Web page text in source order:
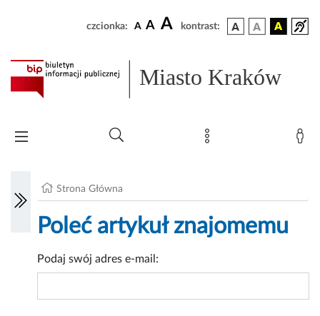
czcionka: A A A kontrast:
Miasto Kraków
Strona Główna
Poleć artykuł znajomemu
Podaj swój adres e-mail: